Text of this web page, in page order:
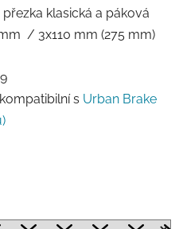
klasická a páková
/ 3x110 mm (275 mm)
s Urban Brake